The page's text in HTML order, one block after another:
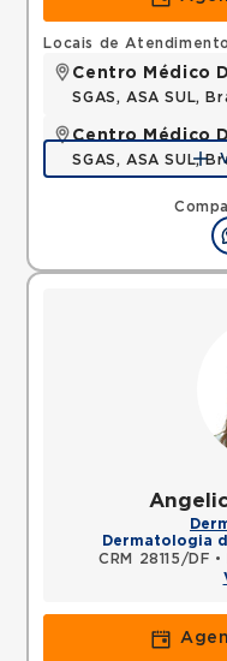
Locais de Atendimento
Centro Médico
SGAS, ASA SUL,
Centro Médico
SGAS, ASA SUL,
Dermatologia
CRM 28115/DF •